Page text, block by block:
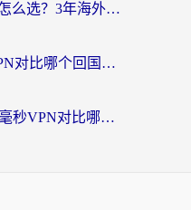
国外穿越回国内的软件怎么选？3年海外党亲测实用指南，告别地域限制
ChickCN VPN和旋风VPN对比哪个回国效果更好？海外党实测回国内网神器指南
斧牛VPN好用吗？和六毫秒VPN对比哪个回国效果更好？海外党亲测实用指南